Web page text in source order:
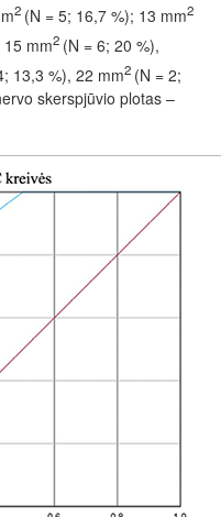
2 (N = 5; 16,7 %); 13 mm2
mm2 (N = 6; 20 %),
13,3 %), 22 mm2 (N = 2;
skerspjūvio plotas –